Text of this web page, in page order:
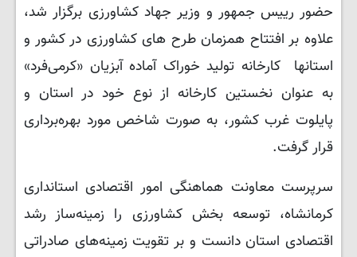
حضور رییس جمهور و وزیر جهاد کشاورزی برگزار شد،
علاوه بر افتتاح همزمان طرح های کشاورزی در کشور و
استانها کارخانه تولید خوراک آماده آبزیان «کرمی‌فرد»
به عنوان نخستین کارخانه از نوع خود در استان و
پایلوت غرب کشور، به صورت شاخص مورد بهره‌برداری
قرار گرفت.
سرپرست معاونت هماهنگی امور اقتصادی استانداری
کرمانشاه، توسعه بخش کشاورزی را زمینه‌ساز رشد
اقتصادی استان دانست و بر تقویت زمینه‌های صادراتی